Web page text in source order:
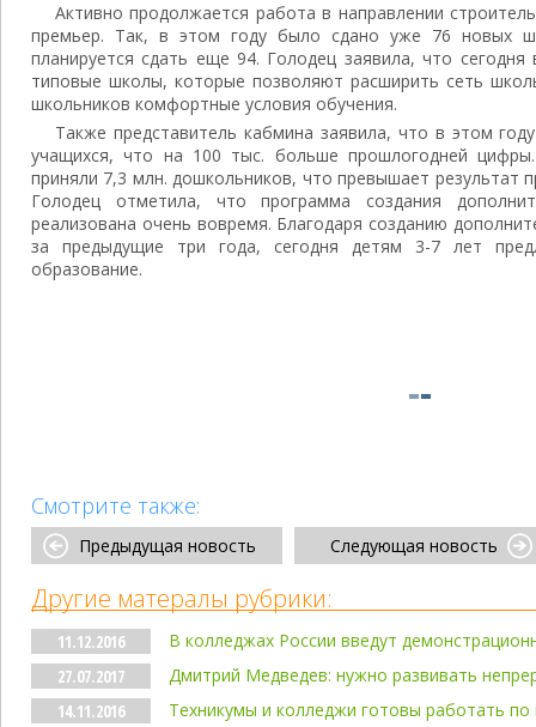
Активно продолжается работа в направлении
премьер. Так, в этом году было сдано уже 76 новых
планируется сдать еще 94. Голодец заявила, что
типовые школы, которые позволяют расширить сеть
школьников комфортные условия обучения.
Также представитель кабмина заявила, что в этом
учащихся, что на 100 тыс. больше прошлогодней
приняли 7,3 млн. дошкольников, что превышает результат
Голодец отметила, что программа создания
реализована очень вовремя. Благодаря созданию
за предыдущие три года, сегодня детям 3-7 лет
образование.
Смотрите также:
Предыдущая новость Следующая новость
Другие матералы рубрики:
11.12.2016
В колледжах России введут
27.07.2017
Дмитрий Медведев: нужно развивать
14.11.2016
Техникумы и колледжи готовы работать